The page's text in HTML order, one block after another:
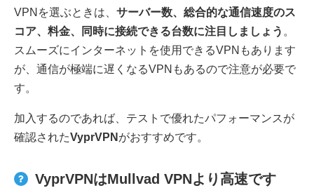
VPNを選ぶときは、 サーバー数、総合的な通信速度のス
コア、料金、同時に接続できる台数に注目しましょう 。
スムーズにインターネットを使用できるVPNもあります
が、通信が極端に遅くなるVPNもあるので注意が必要で
す。
加入するのであれば、テストで優れたパフォーマンスが
確認されたVyprVPN がおすすめです。
VyprVPNはMullvad VPNより高速です